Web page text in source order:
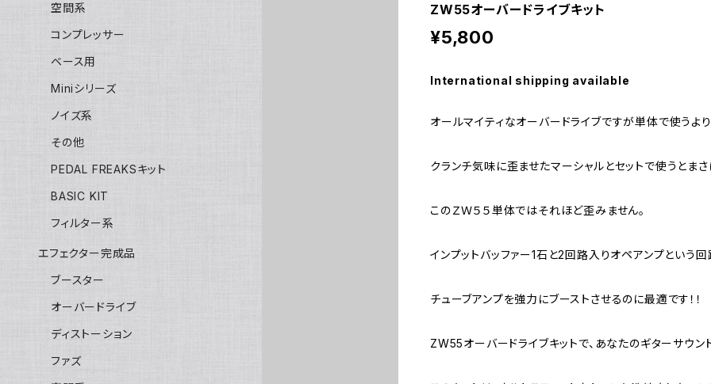
ZW55オーバードライブキット
¥5,800
International shipping available
オールマイティなオーバードライブですが単体で使うよ
クランチ気味に歪ませたマーシャルとセットで使うとまさ
このＺＷ５５単体ではそれほど歪みません。
インプットバッファー1石と2回路入りオペアンプという回
チューブアンプを強力にブーストさせるのに最適です！！
ZW55オーバードライブキットで、あなたのギターサウン
空間系
コンプレッサー
ベース用
Miniシリーズ
ノイズ系
その他
PEDAL FREAKSキット
BASIC KIT
フィルター系
エフェクター完成品
ブースター
オーバードライブ
ディストーション
ファズ